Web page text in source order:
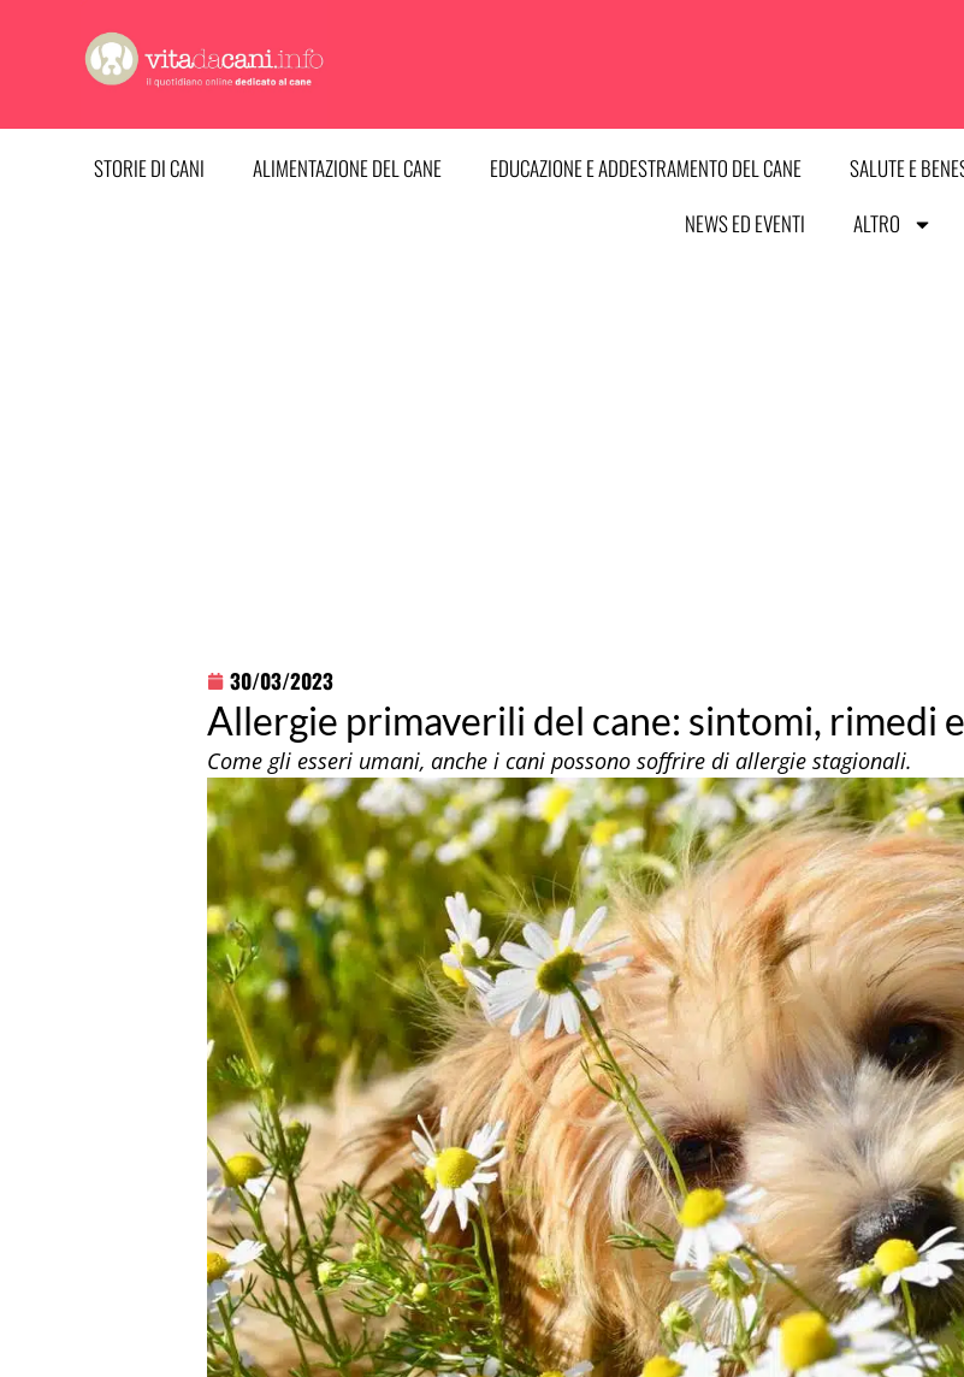
contenuto
STORIE DI CANI ALIMENTAZIONE DEL CANE EDUCAZIONE E ADDESTRAMENTO DEL CANE SALUTE E
NEWS ED EVENTI
ALTRO
30/03/2023
Allergie primaverili del cane: sintomi, rimedi
Come gli esseri umani, anche i cani possono soffrire di allergie stagionali.